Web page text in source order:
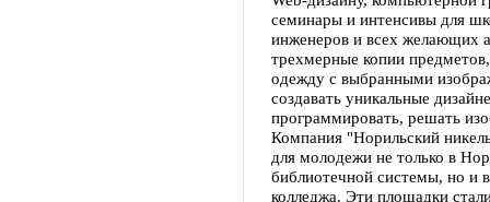
семинары и интенсивы для
инженеров и всех желающих
трехмерные копии
одежду с выбранными
создавать уникальные
программировать, решать
Компания "Норильский
для молодежи не только в
библиотечной системы, но и
колледжа. Эти площадки